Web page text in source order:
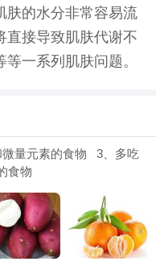
肤的水分非常容易流
直接导致肌肤代谢不
一系列肌肤问题。
量元素的食物 3、多吃
食物